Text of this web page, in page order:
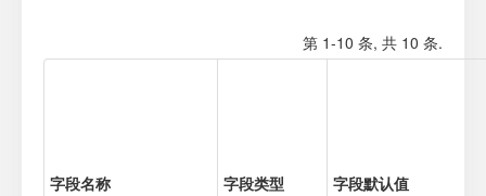
第 1-10 条, 共 10 条.
字段名称 字段类型
字段默认值